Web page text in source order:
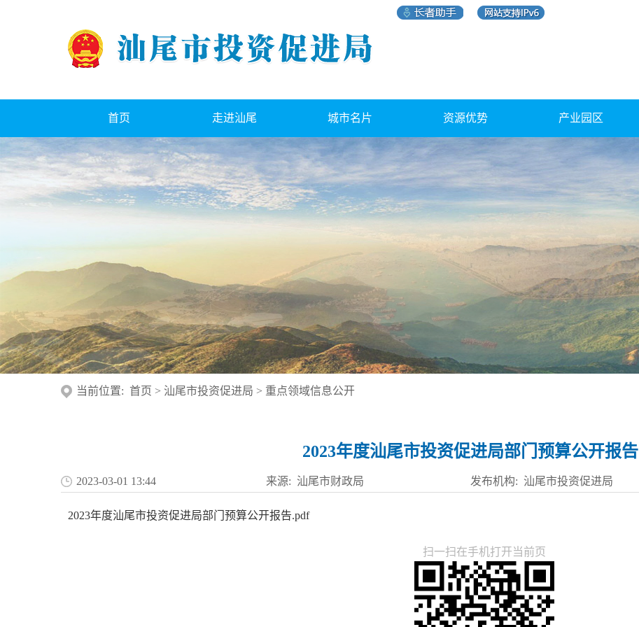
首页 走进汕尾 城市名片 资源优势 产业园区
当前位置: 首页 > 汕尾市投资促进局 > 重点领域信息公开
2023年度汕尾市投资促进局部门预算公开报告
2023-03-01 13:44 来源: 汕尾市财政局 发布机构: 汕尾市投资促进局
2023年度汕尾市投资促进局部门预算公开报告.pdf
扫一扫在手机打开当前页